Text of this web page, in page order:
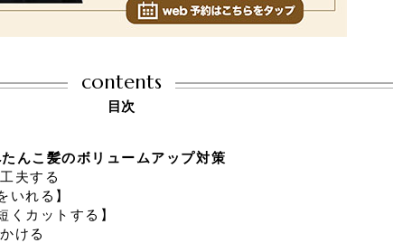
contents
目次
んこ髪のボリュームアップ対策
夫する
いれる】
くカットする】
ける